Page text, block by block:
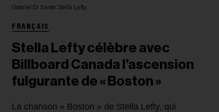
Gabriel Di Sante Stella Lefty
FRANÇAIS
Stella Lefty célèbre avec
Billboard Canada l’ascension
fulgurante de « Boston »
La chanson « Boston » de Stella Lefty, qui